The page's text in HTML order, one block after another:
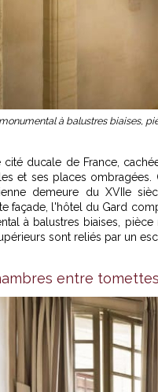
à balustres biaises,
cité ducale de France,
et ses places
demeure du XVIIe
façade, l'hôtel du Gard
à balustres biaises,
sont reliés par un
entre